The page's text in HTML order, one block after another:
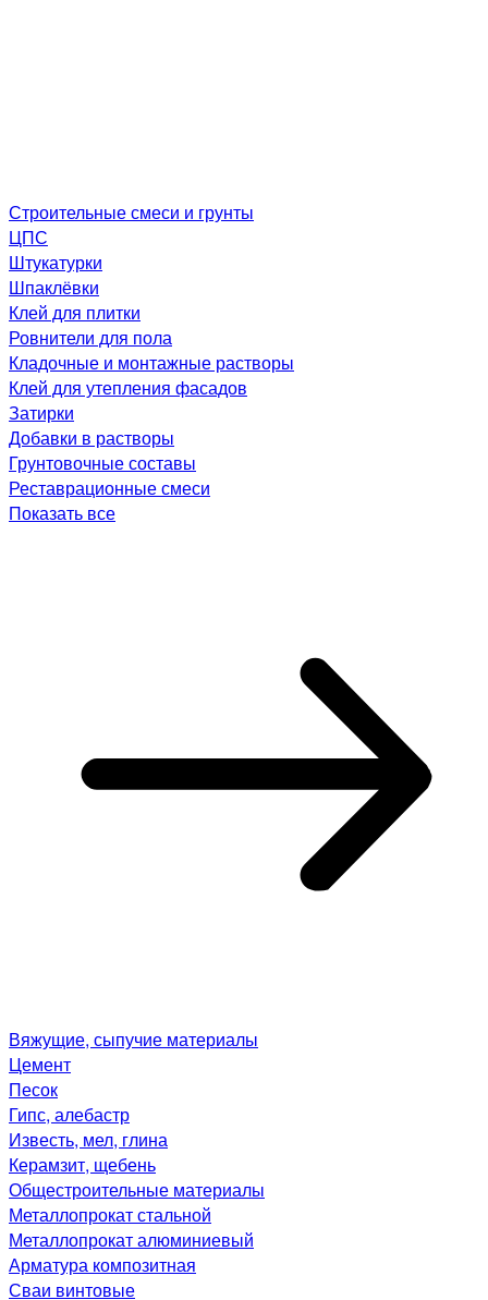
Строительные смеси и грунты
ЦПС
Штукатурки
Шпаклёвки
Клей для плитки
Ровнители для пола
Кладочные и монтажные растворы
Клей для утепления фасадов
Затирки
Добавки в растворы
Грунтовочные составы
Реставрационные смеси
Показать все
Вяжущие, сыпучие материалы
Цемент
Песок
Гипс, алебастр
Известь, мел, глина
Керамзит, щебень
Общестроительные материалы
Металлопрокат стальной
Металлопрокат алюминиевый
Арматура композитная
Сваи винтовые